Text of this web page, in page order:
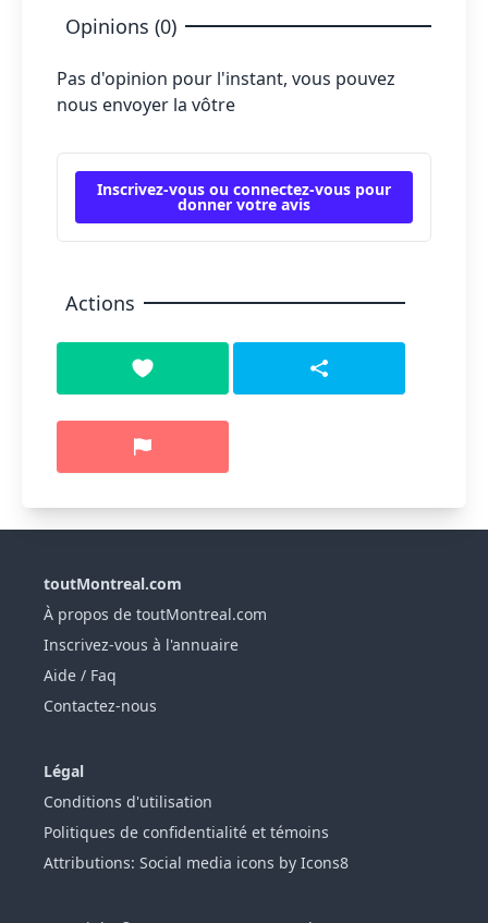
Opinions (0)
Pas d'opinion pour l'instant, vous pouvez
nous envoyer la vôtre
Inscrivez-vous ou connectez-vous pour
donner votre avis
Actions
toutMontreal.com
À propos de toutMontreal.com
Inscrivez-vous à l'annuaire
Aide / Faq
Contactez-nous
Légal
Conditions d'utilisation
Politiques de confidentialité et témoins
Attributions: Social media icons by Icons8